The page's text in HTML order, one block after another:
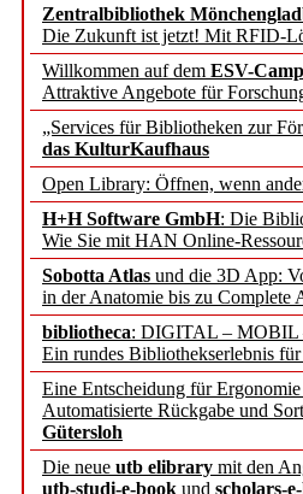
Zentralbibliothek
Die Zukunft ist jetzt! Mit RFID-
Willkommen auf dem ESV-
Attraktive Angebote für
„Services für Bibliotheken zur
das KulturKaufhaus
Open Library: Öffnen, wenn
H+H Software GmbH: Die
Wie Sie mit HAN Online-
Sobotta Atlas und die 3D App:
in der Anatomie bis zu Complete
bibliotheca: DIGITAL –
Ein rundes Bibliothekserlebnis
Eine Entscheidung für
Automatisierte Rückgabe und
Gütersloh
Die neue utb elibrary mit den
utb-studi-e-book und scholars-
konstruktiv!
Mohr
und die
Francke
EBSCO
Sorbisches
Geschichte